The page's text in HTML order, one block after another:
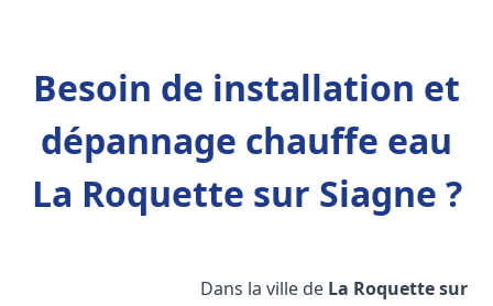
Besoin de installation et
dépannage chauffe eau
La Roquette sur Siagne ?
Dans la ville de La Roquette sur